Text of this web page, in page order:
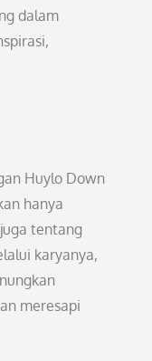
dalam
Huylo Down
hanya
tentang
karyanya,
meresapi